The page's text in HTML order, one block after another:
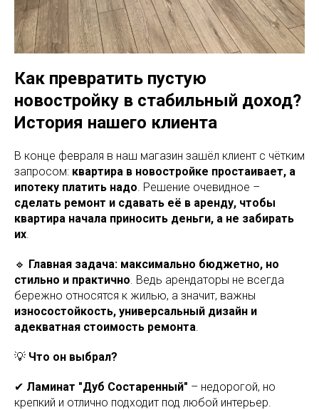
Как превратить пустую
новостройку в стабильный доход?
История нашего клиента
В конце февраля в наш магазин зашёл клиент с чётким
запросом: квартира в новостройке простаивает, а
ипотеку платить надо. Решение очевидное –
сделать ремонт и сдавать её в аренду, чтобы
квартира начала приносить деньги, а не забирать
их.
🔹 Главная задача: максимально бюджетно, но
стильно и практично. Ведь арендаторы не всегда
бережно относятся к жилью, а значит, важны
износостойкость, универсальный дизайн и
адекватная стоимость ремонта.
💡 Что он выбрал?
✔ Ламинат "Дуб Состаренный" – недорогой, но
крепкий и отлично подходит под любой интерьер.